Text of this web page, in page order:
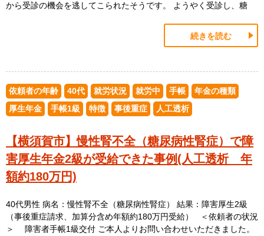
から受診の機会を逃してこられたそうです。 ようやく受診し、糖
続きを読む
依頼者の年齢 40代 就労状況 就労中 手帳
年金の種類
厚生年金
手帳1級 特徴 事後重症 人工透析
【横須賀市】慢性腎不全（糖尿病性腎症）で障
害厚生年金2級が受給できた事例(人工透析 年
額約180万円)
40代男性 病名：慢性腎不全（糖尿病性腎症） 結果：障害厚生2級
（事後重症請求、加算分含め年額約180万円受給） ＜依頼者の状況
＞ 障害者手帳1級交付 ご本人よりお問い合わせいただきました。